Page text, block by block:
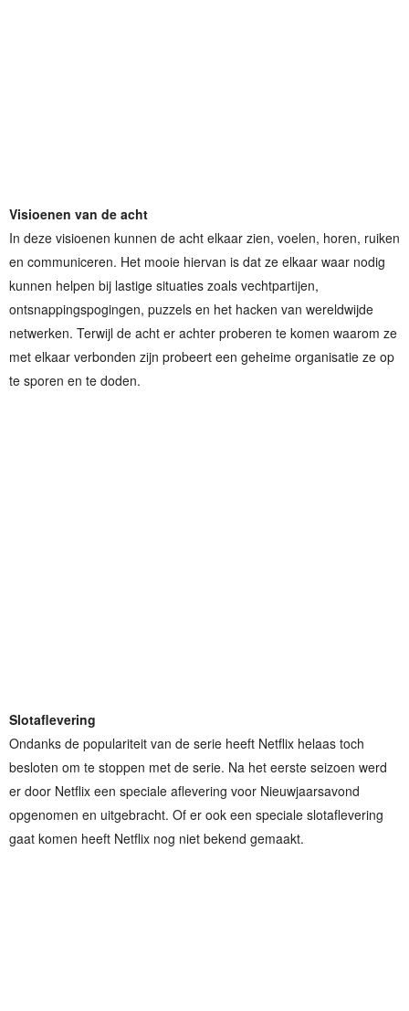
Visioenen van de acht
In deze visioenen kunnen de acht elkaar zien, voelen, horen, ruiken
en communiceren. Het mooie hiervan is dat ze elkaar waar nodig
kunnen helpen bij lastige situaties zoals vechtpartijen,
ontsnappingspogingen, puzzels en het hacken van wereldwijde
netwerken. Terwijl de acht er achter proberen te komen waarom ze
met elkaar verbonden zijn probeert een geheime organisatie ze op
te sporen en te doden.
Slotaflevering
Ondanks de populariteit van de serie heeft Netflix helaas toch
besloten om te stoppen met de serie. Na het eerste seizoen werd
er door Netflix een speciale aflevering voor Nieuwjaarsavond
opgenomen en uitgebracht. Of er ook een speciale slotaflevering
gaat komen heeft Netflix nog niet bekend gemaakt.